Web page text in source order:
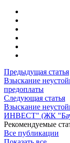
Предыдущая статья
Взыскание
предоплаты
Следующая статья
Взыскание
ИНВЕСТ" (ЖК
Рекомендуемые
Все публикации